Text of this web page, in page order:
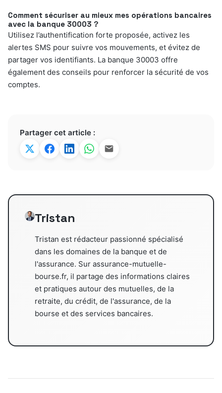
Comment sécuriser au mieux mes opérations bancaires
avec la banque 30003 ?
Utilisez l’authentification forte proposée, activez les
alertes SMS pour suivre vos mouvements, et évitez de
partager vos identifiants. La banque 30003 offre
également des conseils pour renforcer la sécurité de vos
comptes.
Partager cet article :
Tristan
Tristan est rédacteur passionné spécialisé
dans les domaines de la banque et de
l'assurance. Sur assurance-mutuelle-
bourse.fr, il partage des informations claires
et pratiques autour des mutuelles, de la
retraite, du crédit, de l'assurance, de la
bourse et des services bancaires.